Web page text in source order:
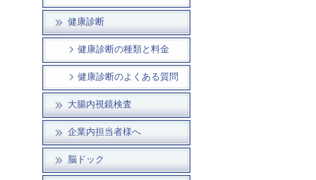
健康診断
健康診断の種類と料金
健康診断のよくある質問
大腸内視鏡検査
企業内担当者様へ
脳ドック